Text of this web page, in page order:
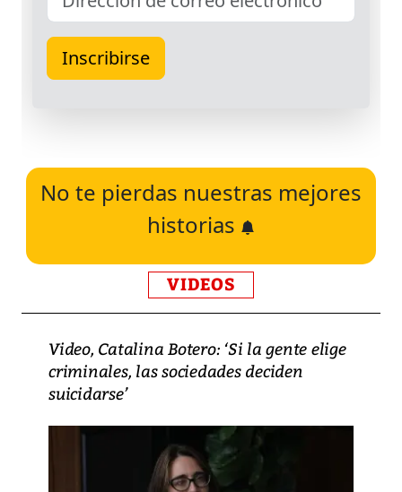
No te pierdas nuestras mejores
historias
VIDEOS
Video, Catalina Botero: ‘Si la gente elige
criminales, las sociedades deciden
suicidarse’